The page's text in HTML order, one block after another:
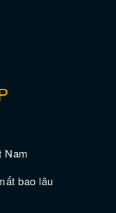
thành phố
Nam
bao lâu